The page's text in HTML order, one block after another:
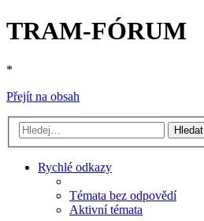
TRAM-FÓRUM
*
Přejít na obsah
Hledat
Rychlé odkazy
Témata bez odpovědí
Aktivní témata